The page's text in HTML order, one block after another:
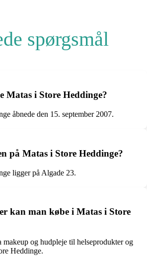
spørgsmål
Matas i Store Heddinge?
åbnede den 15. september 2007.
på Matas i Store Heddinge?
ligger på Algade 23.
kan man købe i Matas i Store
makeup og hudpleje til helseprodukter og
Heddinge.